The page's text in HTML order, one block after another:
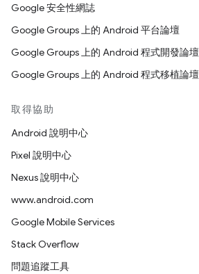
Google 安全性網誌
Google Groups 上的 Android 平台論壇
Google Groups 上的 Android 程式開發論壇
Google Groups 上的 Android 程式移植論壇
取得協助
Android 說明中心
Pixel 說明中心
Nexus 說明中心
www.android.com
Google Mobile Services
Stack Overflow
問題追蹤工具